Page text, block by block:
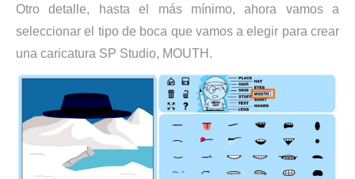
Otro detalle, hasta el más mínimo, ahora vamos a
seleccionar el tipo de boca que vamos a elegir para crear
una caricatura SP Studio, MOUTH.